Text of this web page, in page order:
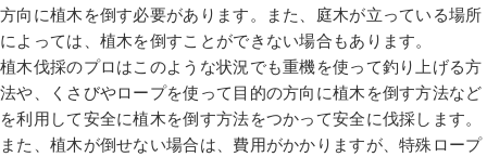
方向に植木を倒す必要があります。また、庭木が立っている場所
によっては、植木を倒すことができない場合もあります。
植木伐採のプロはこのような状況でも重機を使って釣り上げる方
法や、くさびやロープを使って目的の方向に植木を倒す方法など
を利用して安全に植木を倒す方法をつかって安全に伐採します。
また、植木が倒せない場合は、費用がかかりますが、特殊ロープ